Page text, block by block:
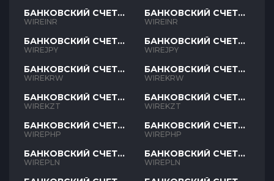
БАНКОВСКИЙ СЧЕТ
INR
WIREINR
БАНКОВСКИЙ СЧЕТ
JPY
WIREJPY
БАНКОВСКИЙ СЧЕТ
KRW
WIREKRW
БАНКОВСКИЙ СЧЕТ
KZT
WIREKZT
БАНКОВСКИЙ СЧЕТ
PHP
WIREPHP
БАНКОВСКИЙ СЧЕТ
PLN
WIREPLN
БАНКОВСКИЙ СЧЕТ
INR
WIREINR
БАНКОВСКИЙ СЧЕТ
JPY
WIREJPY
БАНКОВСКИЙ СЧЕТ
KRW
WIREKRW
БАНКОВСКИЙ СЧЕТ
KZT
WIREKZT
БАНКОВСКИЙ СЧЕТ
PHP
WIREPHP
БАНКОВСКИЙ СЧЕТ
PLN
WIREPLN